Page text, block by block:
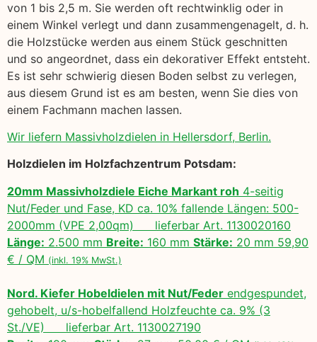
von 1 bis 2,5 m. Sie werden oft rechtwinklig oder in
einem Winkel verlegt und dann zusammengenagelt, d. h.
die Holzstücke werden aus einem Stück geschnitten
und so angeordnet, dass ein dekorativer Effekt entsteht.
Es ist sehr schwierig diesen Boden selbst zu verlegen,
aus diesem Grund ist es am besten, wenn Sie dies von
einem Fachmann machen lassen.
Wir liefern Massivholzdielen in Hellersdorf, Berlin.
Holzdielen im Holzfachzentrum Potsdam:
20mm Massivholzdiele Eiche Markant roh 4-seitig
Nut/Feder und Fase, KD ca. 10% fallende Längen: 500-
2000mm (VPE 2,00qm) lieferbar Art. 1130020160
Länge: 2.500 mm Breite: 160 mm Stärke: 20 mm 59,90
€ / QM (inkl. 19% MwSt.)
Nord. Kiefer Hobeldielen mit Nut/Feder endgespundet,
gehobelt, u/s-hobelfallend Holzfeuchte ca. 9% (3
St./VE) lieferbar Art. 1130027190